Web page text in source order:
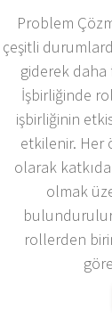
Problem
çeşitli
giderek daha
İşbirliğinde
işbirliğinin
etkilenir. Her
olarak
olmak
rollerden